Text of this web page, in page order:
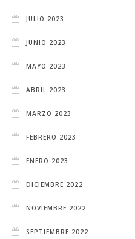
JULIO 2023
JUNIO 2023
MAYO 2023
ABRIL 2023
MARZO 2023
FEBRERO 2023
ENERO 2023
DICIEMBRE 2022
NOVIEMBRE 2022
SEPTIEMBRE 2022